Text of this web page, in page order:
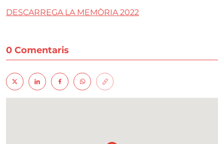
DESCARREGA LA MEMÒRIA 2022
0 Comentaris